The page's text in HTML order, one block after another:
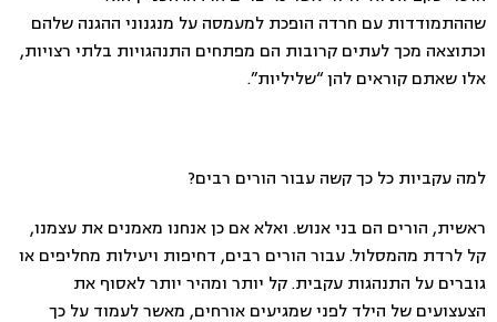
שההתמודדות עם חרדה הופכת למעמסה על מנגנוני ההגנה שלהם
וכתוצאה מכך לעתים קרובות הם מפתחים התנהגויות בלתי רצויות,
אלו שאתם קוראים להן “שליליות”.
למה עקביות כל כך קשה עבור הורים רבים?
ראשית, הורים הם בני אנוש. ואלא אם כן אנחנו מאמנים את עצמנו,
קל לרדת מהמסלול. עבור הורים רבים, דחיפות ויעילות מחליפים או
גוברים על התנהגות עקבית. קל יותר ומהיר יותר לאסוף את
הצעצועים של הילד לפני שמגיעים אורחים, מאשר לעמוד על כך